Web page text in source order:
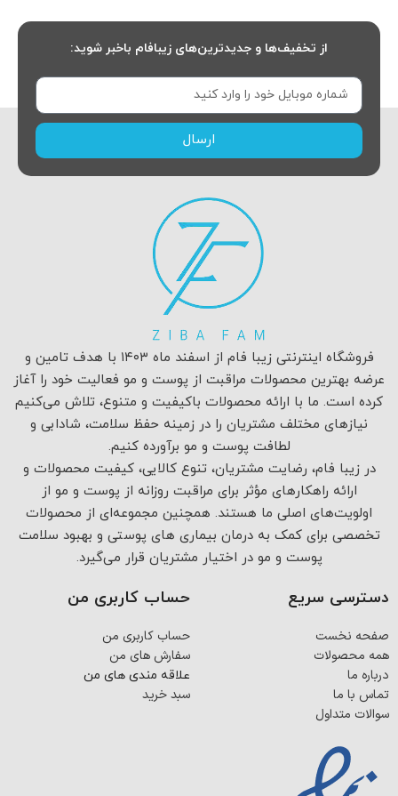
از تخفیف‌ها و جدیدترین‌های زیبافام باخبر شوید:
ارسال
فروشگاه اینترنتی زیبا فام از اسفند ماه ۱۴۰۳ با هدف تامین و
عرضه بهترین محصولات مراقبت از پوست و مو فعالیت خود را آغاز
کرده است. ما با ارائه محصولات باکیفیت و متنوع، تلاش می‌کنیم
نیازهای مختلف مشتریان را در زمینه حفظ سلامت، شادابی و
لطافت پوست و مو برآورده کنیم.
در زیبا فام، رضایت مشتریان، تنوع کالایی، کیفیت محصولات و
ارائه راهکارهای مؤثر برای مراقبت روزانه از پوست و مو از
اولویت‌های اصلی ما هستند. همچنین مجموعه‌ای از محصولات
تخصصی برای کمک به درمان بیماری های پوستی و بهبود سلامت
پوست و مو در اختیار مشتریان قرار می‌گیرد.
دسترسی سریع
صفحه نخست
همه محصولات
درباره ما
تماس با ما
سوالات متداول
حساب کاربری من
حساب کاربری من
سفارش های من
علاقه مندی های من
سبد خرید